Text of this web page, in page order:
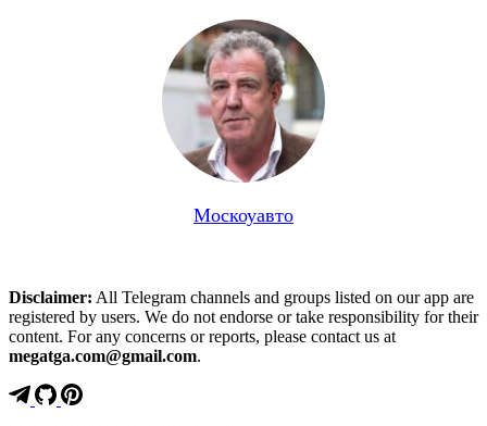
Москоуавто
Disclaimer: All Telegram channels and groups listed on our app are
registered by users. We do not endorse or take responsibility for their
content. For any concerns or reports, please contact us at
megatga.com@gmail.com.